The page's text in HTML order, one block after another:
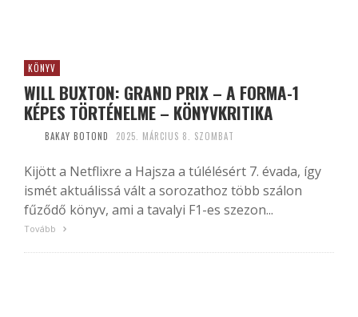
KÖNYV
WILL BUXTON: GRAND PRIX – A FORMA-1
KÉPES TÖRTÉNELME – KÖNYVKRITIKA
BAKAY BOTOND 2025. MÁRCIUS 8. SZOMBAT
Kijött a Netflixre a Hajsza a túlélésért 7. évada, így
ismét aktuálissá vált a sorozathoz több szálon
fűződő könyv, ami a tavalyi F1-es szezon...
Tovább